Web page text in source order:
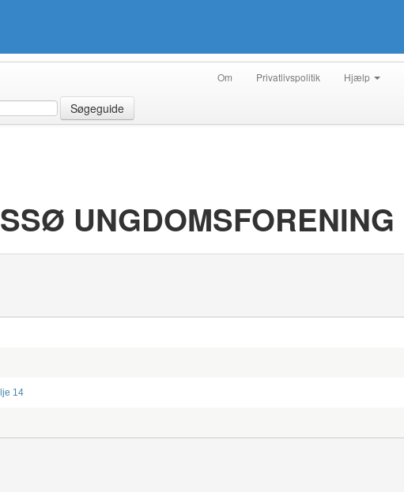
Om Privatlivspolitik Hjælp
Søgeguide
UNGDOMSFORENING
14